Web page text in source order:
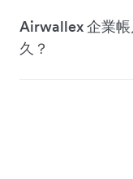
Airwallex 企業帳
久？